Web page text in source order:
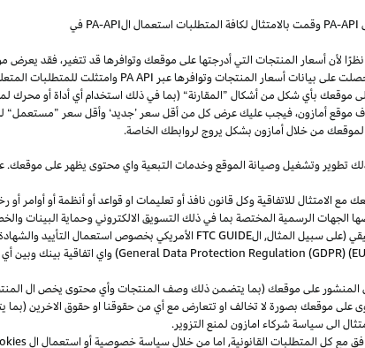
PA-API وقمت بالامتثال لكافة المتطلبات استعمال ال PA-API
في
لأن أسعار المنتجات التي أدرجتها على موقعك وتوافرها قد تتغير، فقد يعرض
على بيانات أسعار المنتجات وتوافرها عبر
وامتثلت للمتطلبات
موقعك بأيشكل منأشكال ”المقارنة“
(بمافيذلك استخدامأيأداةأو محرك
موقعأمازون،فيجبعليكعرض كل منأقلسعر ’جديد‘ وأقلسعر ”مستعمل“
من خلال أمازون بشكل يروج لروابطك الخاصة.
تطويروتشغيلوصيانة الموقع وخدمات التبعية واي محتوى يظهر على موقعك.
الامتثال للاتفاقية وكل قانون نافذ أو تعليمات او قواعد أو أنظمة أو أوامر أو
الجهات الرسمية المختصة بما في ذلك التسويق الالكتروني وحماية البينات
(على سبيل المثال, الFTC GUIDE الأمريكي بخصوص استعمال التأييد
General Data Protection Regulation (GDPR)) واي اتفاقية بينك
المنشور على موقعك (بما يتضمن ذلك وصف المنتجات وأي محتوى يخص ال
موقعك بصورة لا تخالف او تتعارض مع أي من حقوقنا او حقوق الاخرين (بما
الى سياسة شركاء امازون لمنع التزوير.
مع كل المتطلبات القانونية, اما من خلال سياسة خصوصية أو استعمال ال